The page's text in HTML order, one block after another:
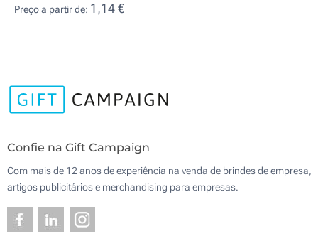
Preço a partir de: 1,14 €
Confie na Gift Campaign
Com mais de 12 anos de experiência na venda de brindes de empresa,
artigos publicitários e merchandising para empresas.